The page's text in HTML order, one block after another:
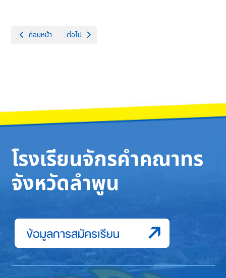
เนื้อหาก่อนหน้า: กิจกรรม "พัฒนาวงดุริยางค์เครื่องลม" วันที่ 8-9 พฤศจิกา
ก่อนหน้า เนื้อหาถัดไป: กิจกรรมค่าย to be smart in science วัน
ต่อไป
โรงเรียนจักรคำคณาทร
จังหวัดลำพูน